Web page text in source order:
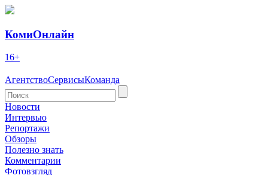
КомиОнлайн
16+
АгентствоСервисыКоманда
Новости
Интервью
Репортажи
Обзоры
Полезно знать
Комментарии
Фотовзгляд